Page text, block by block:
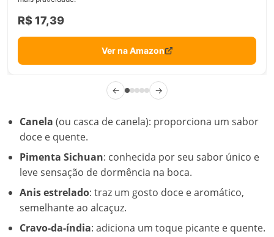
Canela(ou casca de canela): proporciona um sabor
doce e quente.
: conhecida por seu sabor único e
: traz um gosto doce e aromático,
Cravo-da-índia
: adiciona um toque picante e quente.
Gengibre em pó
: conhecido por seu sabor picante e
refrescante.
Essas especiarias não apenas oferecem um sabor
incrível, mas também são usadas na medicina
tradicional chinesa por suas propriedades benéficas à